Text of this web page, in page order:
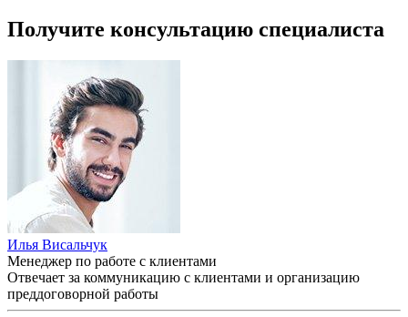
Получите консультацию специалиста
Илья Висальчук
Менеджер по работе с клиентами
Отвечает за коммуникацию с клиентами и организацию
преддоговорной работы